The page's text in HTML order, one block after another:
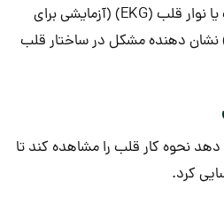
علی الخصوص اگر صدای قلب یا نوار قلب (EKG) (آزمایشی برای
نشان دهنده مشکل در ساختار قلب
نحوه کار قلب را مشاهده کند تا
کرد.